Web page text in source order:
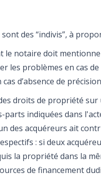
des “indivis”, à
le notaire doit
les problèmes en cas
d’absence de
droits de propriété sur
indiquées dans
des acquéreurs ait
: si deux
la propriété dans la
de financement